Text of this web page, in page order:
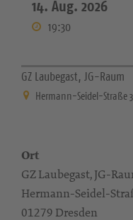
14. Aug. 2026
19:30
GZ Laubegast, JG-Raum
Hermann-Seidel-Straße
Ort
GZ Laubegast, JG-
Hermann-Seidel-
01279 Dresden